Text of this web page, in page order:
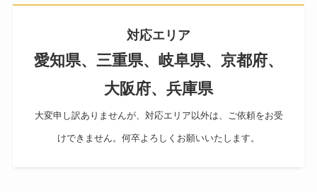
対応エリア
愛知県、三重県、岐阜県、京都府、
大阪府、兵庫県
大変申し訳ありませんが、対応エリア以外は、ご依頼をお受
けできません。何卒よろしくお願いいたします。